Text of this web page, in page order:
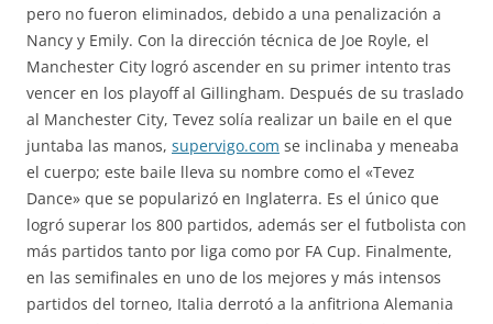
pero no fueron eliminados, debido a una penalización a
Nancy y Emily. Con la dirección técnica de Joe Royle, el
Manchester City logró ascender en su primer intento tras
vencer en los playoff al Gillingham. Después de su traslado
al Manchester City, Tevez solía realizar un baile en el que
juntaba las manos, supervigo.com se inclinaba y meneaba
el cuerpo; este baile lleva su nombre como el «Tevez
Dance» que se popularizó en Inglaterra. Es el único que
logró superar los 800 partidos, además ser el futbolista con
más partidos tanto por liga como por FA Cup. Finalmente,
en las semifinales en uno de los mejores y más intensos
partidos del torneo, Italia derrotó a la anfitriona Alemania